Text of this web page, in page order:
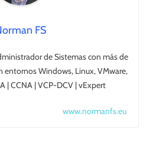
FS
de Sistemas con más de
entornos Windows, Linux, VMware,
| CCNA | VCP-DCV | vExpert
www.normanfs.eu